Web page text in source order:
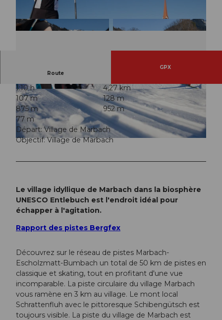
© Maurin Bisig, UNESCO Biosphäre Entlebuch
© Maurin Bisig, UNESCO Biosphäre Entlebuch © Maurin Bisig, UNESCO Biosphäre Entlebuch
Route
GPX
1:10 h
4,27 km
107 m
128 m
875 m
952 m
77 m
Départ: Village de Marbach
Objectif: Village de Marbach
Le village idyllique de Marbach dans la biosphère
UNESCO Entlebuch est l'endroit idéal pour
échapper à l'agitation.
Rapport des pistes Bergfex
Découvrez sur le réseau de pistes Marbach-
Escholzmatt-Bumbach un total de 50 km de pistes en
classique et skating, tout en profitant d'une vue
incomparable. La piste circulaire du village Marbach
vous ramène en 3 km au village. Le mont local
Schrattenfluh avec le pittoresque Schibengütsch est
toujours visible. La piste du village de Marbach est